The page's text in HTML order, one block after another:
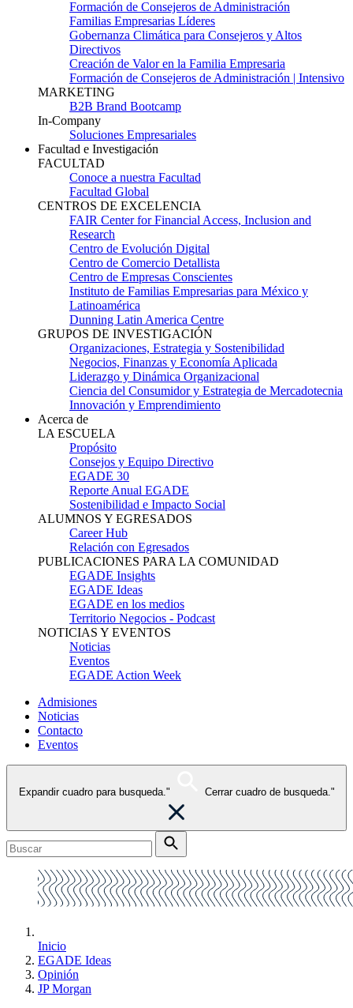
Formación de Consejeros de Administración
Familias Empresarias Líderes
Gobernanza Climática para Consejeros y Altos
Directivos
Creación de Valor en la Familia Empresaria
Formación de Consejeros de Administración | Intensivo
MARKETING
B2B Brand Bootcamp
In-Company
Soluciones Empresariales
Facultad e Investigación
FACULTAD
Conoce a nuestra Facultad
Facultad Global
CENTROS DE EXCELENCIA
FAIR Center for Financial Access, Inclusion and
Research
Centro de Evolución Digital
Centro de Comercio Detallista
Centro de Empresas Conscientes
Instituto de Familias Empresarias para México y
Latinoamérica
Dunning Latin America Centre
GRUPOS DE INVESTIGACIÓN
Organizaciones, Estrategia y Sostenibilidad
Negocios, Finanzas y Economía Aplicada
Liderazgo y Dinámica Organizacional
Ciencia del Consumidor y Estrategia de Mercadotecnia
Innovación y Emprendimiento
Acerca de
LA ESCUELA
Propósito
Consejos y Equipo Directivo
EGADE 30
Reporte Anual EGADE
Sostenibilidad e Impacto Social
ALUMNOS Y EGRESADOS
Career Hub
Relación con Egresados
PUBLICACIONES PARA LA COMUNIDAD
EGADE Insights
EGADE Ideas
EGADE en los medios
Territorio Negocios - Podcast
NOTICIAS Y EVENTOS
Noticias
Eventos
EGADE Action Week
Admisiones
Noticias
Contacto
Eventos
Expandir cuadro para busqueda." Cerrar cuadro de busqueda."
Inicio
EGADE Ideas
Opinión
JP Morgan